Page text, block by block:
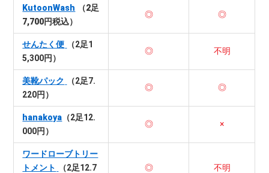
KutoonWash
（2足
7,700円税込）
◎ ◎
せんたく便
（2足1
5,300円）
◎ 不明
美靴パック
（2足7.
220円）
◎ ◎
hanakoya （2足12.
000円）
◎ ×
ワードローブトリー
トメント
（2足12.7
◎ 不明